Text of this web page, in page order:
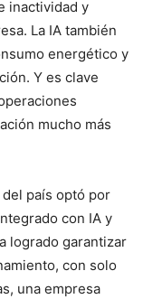
inactividad y
La IA también
energético y
Y es clave
mucho más
país optó por
con IA y
logrado garantizar
con solo
una empresa